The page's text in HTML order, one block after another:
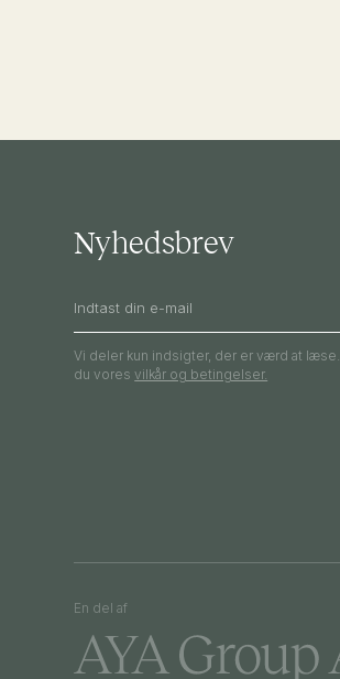
Nyhedsbrev
Vi deler kun indsigter, der er værd at
du voresvilkår og betingelser.
En del af